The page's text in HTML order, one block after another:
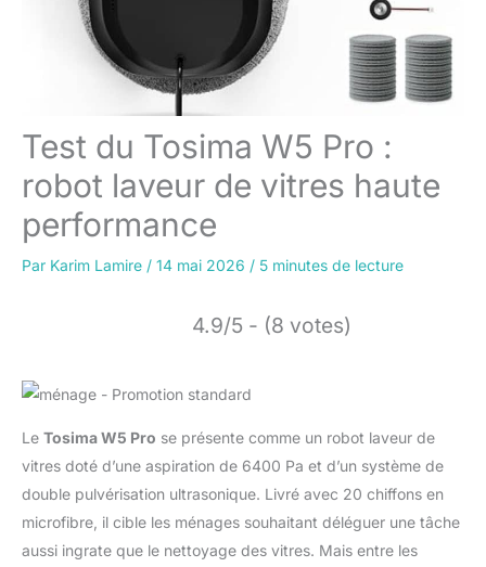
Test du Tosima W5 Pro :
robot laveur de vitres haute
performance
Par Karim Lamire / 14 mai 2026 / 5 minutes de lecture
4.9/5 - (8 votes)
Le Tosima W5 Pro se présente comme un robot laveur de
vitres doté d’une aspiration de 6400 Pa et d’un système de
double pulvérisation ultrasonique. Livré avec 20 chiffons en
microfibre, il cible les ménages souhaitant déléguer une tâche
aussi ingrate que le nettoyage des vitres. Mais entre les